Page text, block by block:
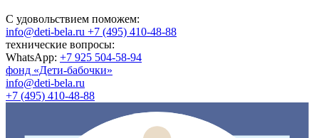
С удовольствием поможем:
info@deti-bela.ru +7 (495) 410-48-88
технические вопросы:
WhatsApp: +7 925 504-58-94
фонд «Дети-бабочки»
info@deti-bela.ru
+7 (495) 410-48-88